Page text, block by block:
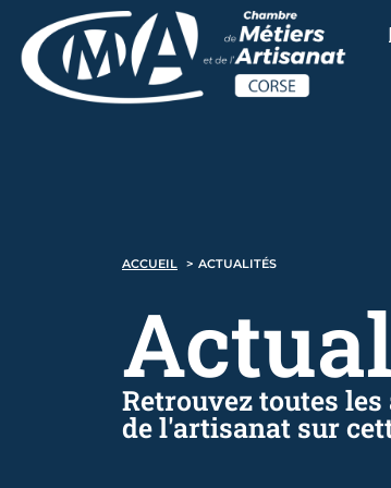
ACCUEIL ACTUALITÉS
Retrouvez toutes
de l'artisanat sur